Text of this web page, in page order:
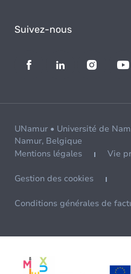
Suivez-nous
UNamur • Université de
Namur, Belgique
Mentions légales
Vie
Gestion des cookies
Conditions générales de